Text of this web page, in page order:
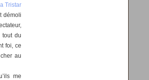
Tristar
démoli
tout du
foi, ce
au
me